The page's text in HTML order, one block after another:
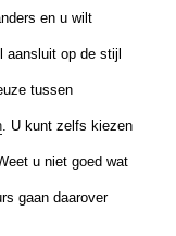
en u wilt
aansluit op de stijl
tussen
. U kunt zelfs kiezen
u niet goed wat
gaan daarover